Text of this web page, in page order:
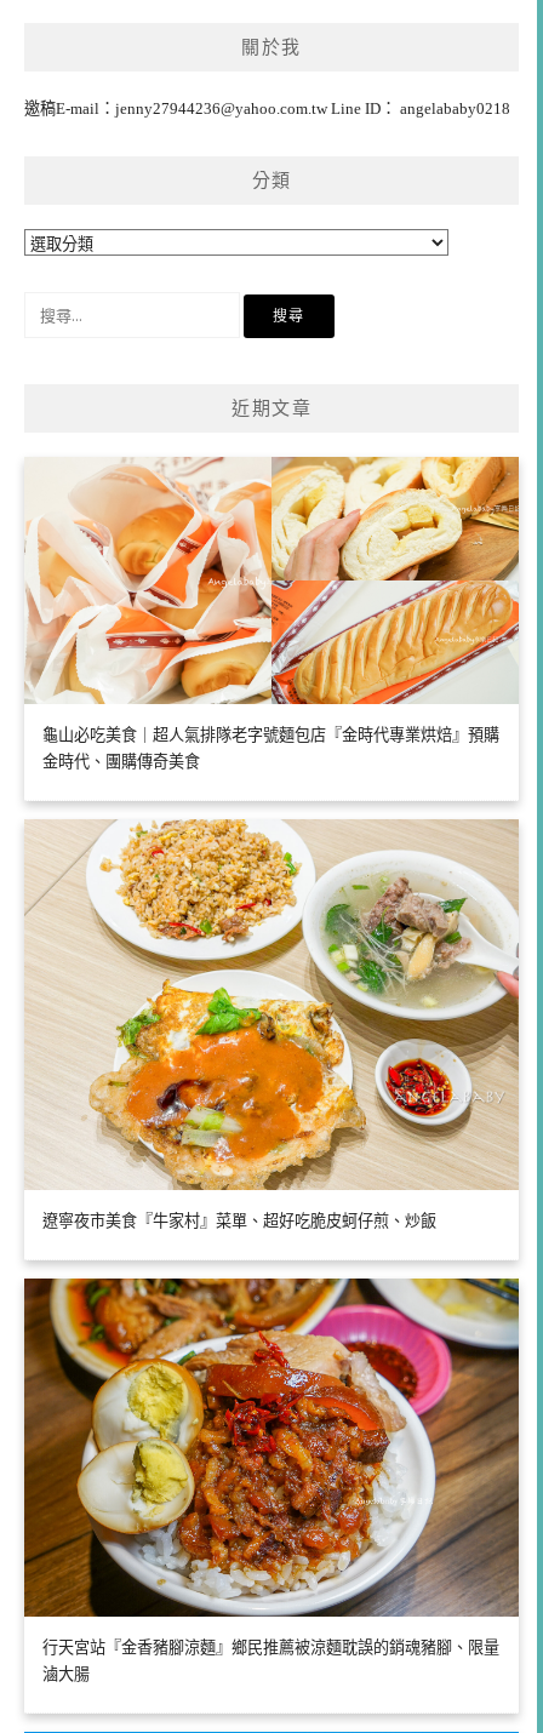
關於我
邀稿E-mail： jenny27944236@yahoo.com.twLine ID： angelababy0218
分類
分
近期文章
龜山必吃美食｜超人氣排隊老字號麵包店『金時代專業烘焙』預購
金時代、團購傳奇美食
遼寧夜市美食『牛家村』菜單、超好吃脆皮蚵仔煎、炒飯
行天宮站『金香豬腳涼麵』鄉民推薦被涼麵耽誤的銷魂豬腳、限量
滷大腸